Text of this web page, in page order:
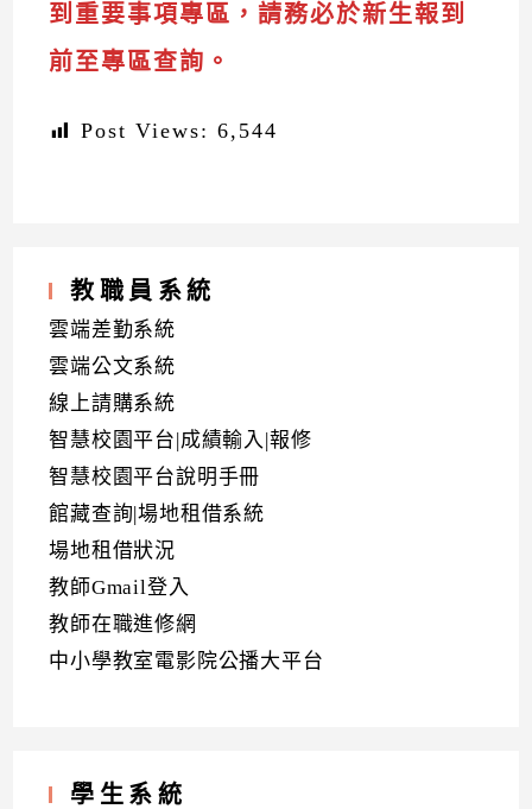
到重要事項專區，請務必於新生報到
前至專區查詢。
Post Views: 6,544
教職員系統
雲端差勤系統
雲端公文系統
線上請購系統
智慧校園平台|成績輸入|報修
智慧校園平台說明手冊
館藏查詢|場地租借系統
場地租借狀況
教師Gmail登入
教師在職進修網
中小學教室電影院公播大平台
學生系統